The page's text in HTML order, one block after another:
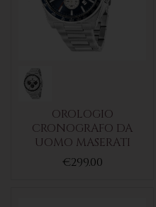
OROLOGIO
CRONOGRAFO DA
UOMO MASERATI
€299.00